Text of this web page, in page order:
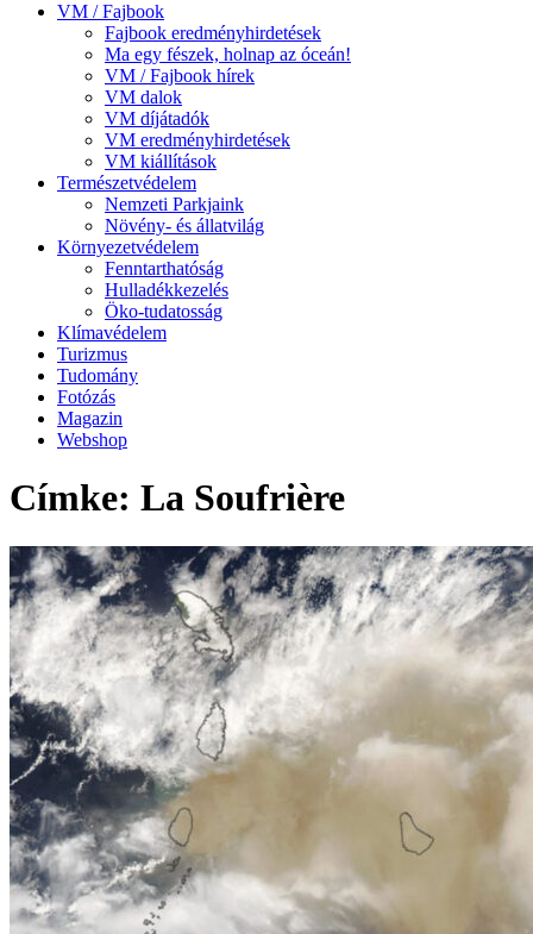
VM / Fajbook
Fajbook eredményhirdetések
Ma egy fészek, holnap az óceán!
VM / Fajbook hírek
VM dalok
VM díjátadók
VM eredményhirdetések
VM kiállítások
Természetvédelem
Nemzeti Parkjaink
Növény- és állatvilág
Környezetvédelem
Fenntarthatóság
Hulladékkezelés
Öko-tudatosság
Klímavédelem
Turizmus
Tudomány
Fotózás
Magazin
Webshop
Címke: La Soufrière